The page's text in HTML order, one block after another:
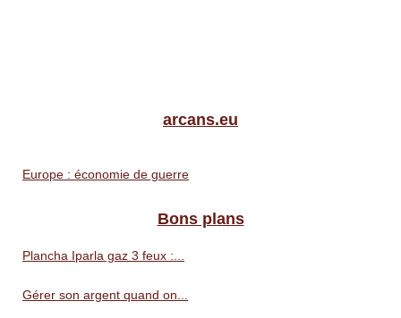
arcans.eu
Europe : économie de guerre
Bons plans
Plancha Iparla gaz 3 feux :...
Gérer son argent quand on...